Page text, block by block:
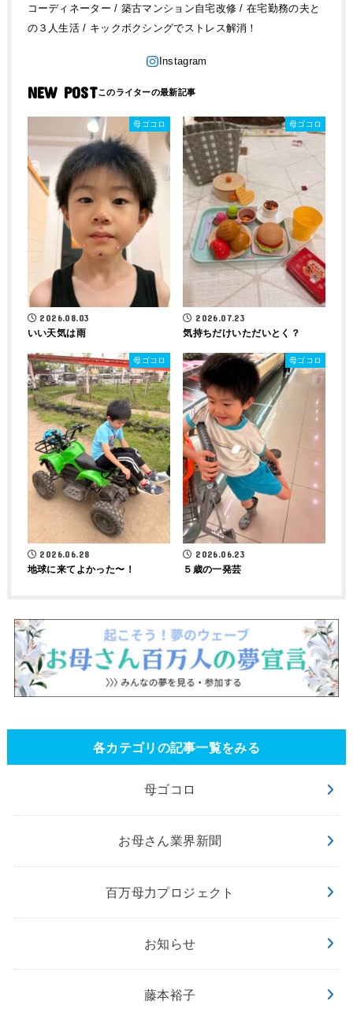
コーディネーター / 築古マンション自宅改修 / 在宅勤務の夫と
の３人生活 / キックボクシングでストレス解消！
NEW POST
母ゴコロ
2026.08.03
いい天気は雨
母ゴコロ
2026.07.23
気持ちだけいただいとく？
母ゴコロ
2026.06.28
地球に来てよかった〜！
母ゴコロ
2026.06.23
５歳の一発芸
各カテゴリの記事一覧をみる
母ゴコロ
お母さん業界新聞
百万母力プロジェクト
お知らせ
藤本裕子